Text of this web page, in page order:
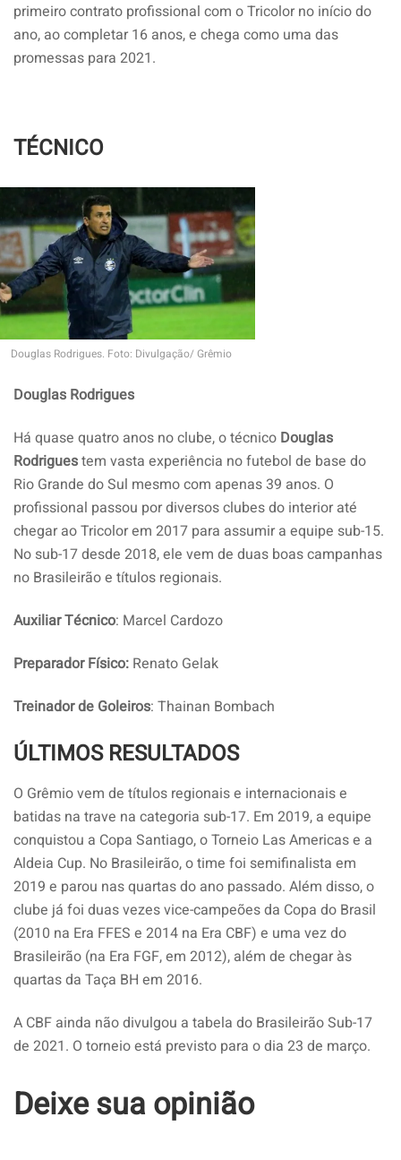
primeiro contrato profissional com o Tricolor no início do
ano, ao completar 16 anos, e chega como uma das
promessas para 2021.
TÉCNICO
Douglas Rodrigues. Foto: Divulgação/ Grêmio
Douglas Rodrigues
Há quase quatro anos no clube, o técnico Douglas
Rodriguestem vasta experiência no futebol de base do
Rio Grande do Sul mesmo com apenas 39 anos. O
profissional passou por diversos clubes do interior até
chegar ao Tricolor em 2017 para assumir a equipe sub-15.
No sub-17 desde 2018, ele vem de duas boas campanhas
no Brasileirão e títulos regionais.
Auxiliar Técnico: Marcel Cardozo
Preparador Físico: Renato Gelak
Treinador de Goleiros: Thainan Bombach
ÚLTIMOS RESULTADOS
O Grêmio vem de títulos regionais e internacionais e
batidas na trave na categoria sub-17. Em 2019, a equipe
conquistou a Copa Santiago, o Torneio Las Americas e a
Aldeia Cup. No Brasileirão, o time foi semifinalista em
2019 e parou nas quartas do ano passado. Além disso, o
clube já foi duas vezes vice-campeões da Copa do Brasil
(2010 na Era FFES e 2014 na Era CBF) e uma vez do
Brasileirão (na Era FGF, em 2012), além de chegar às
quartas da Taça BH em 2016.
A CBF ainda não divulgou a tabela do Brasileirão Sub-17
de 2021. O torneio está previsto para o dia 23 de março.
Deixe sua opinião